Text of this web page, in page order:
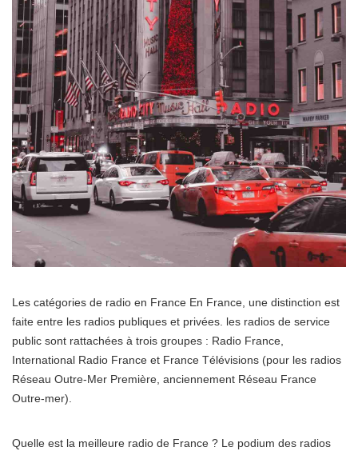
Les catégories de radio en France En France, une distinction est
faite entre les radios publiques et privées. les radios de service
public sont rattachées à trois groupes : Radio France,
International Radio France et France Télévisions (pour les radios
Réseau Outre-Mer Première, anciennement Réseau France
Outre-mer).
Quelle est la meilleure radio de France ? Le podium des radios